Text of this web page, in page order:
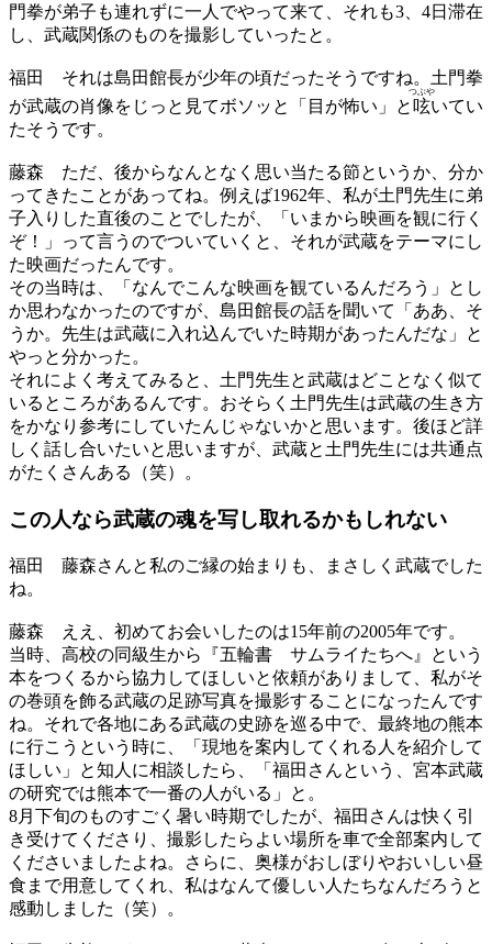
門拳が弟子も連れずに一人でやって来て、それも3、4日滞在
し、武蔵関係のものを撮影していったと。
福田
それは島田館長が少年の頃だったそうですね。土門拳
が武蔵の肖像をじっと見てボソッと「目が怖い」と 呟
つぶや
いてい
たそうです。
藤森 ただ、後からなんとなく思い当たる節というか、分か
ってきたことがあってね。例えば1962年、私が土門先生に弟
子入りした直後のことでしたが、「いまから映画を観に行く
ぞ！」って言うのでついていくと、それが武蔵をテーマにし
た映画だったんです。
その当時は、「なんでこんな映画を観ているんだろう」とし
か思わなかったのですが、島田館長の話を聞いて「ああ、そ
うか。先生は武蔵に入れ込んでいた時期があったんだな」と
やっと分かった。
それによく考えてみると、土門先生と武蔵はどことなく似て
いるところがあるんです。おそらく土門先生は武蔵の生き方
をかなり参考にしていたんじゃないかと思います。後ほど詳
しく話し合いたいと思いますが、武蔵と土門先生には共通点
がたくさんある（笑）。
この人なら武蔵の魂を写し取れるかもしれない
福田
藤森さんと私のご縁の始まりも、まさしく武蔵でした
ね。
藤森 ええ、初めてお会いしたのは15年前の2005年です。
当時、高校の同級生から『五輪書 サムライたちへ』という
本をつくるから協力してほしいと依頼がありまして、私がそ
の巻頭を飾る武蔵の足跡写真を撮影することになったんです
ね。それで各地にある武蔵の史跡を巡る中で、最終地の熊本
に行こうという時に、「現地を案内してくれる人を紹介して
ほしい」と知人に相談したら、「福田さんという、宮本武蔵
の研究では熊本で一番の人がいる」と。
8月下旬のものすごく暑い時期でしたが、福田さんは快く引
き受けてくださり、撮影したらよい場所を車で全部案内して
くださいましたよね。さらに、奥様がおしぼりやおいしい昼
食まで用意してくれ、私はなんて優しい人たちなんだろうと
感動しました（笑）。